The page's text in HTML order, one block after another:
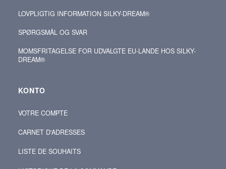
LOVPLIGTIG INFORMATION SILKY-DREAM®
SPØRGSMÅL OG SVAR
MOMSFRITAGELSE FOR UDVALGTE EU-LANDE HOS SILKY-
DREAM®
KONTO
VOTRE COMPTE
CARNET D'ADRESSES
LISTE DE SOUHAITS